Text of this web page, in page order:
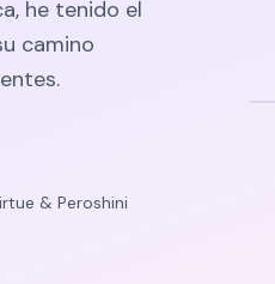
he tenido el
camino
& Peroshini